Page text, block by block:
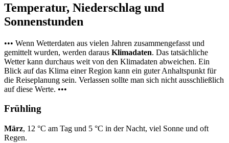
Temperatur, Niederschlag und
Sonnenstunden
••• Wenn Wetterdaten aus vielen Jahren zusammengefasst und
gemittelt wurden, werden daraus Klimadaten. Das tatsächliche
Wetter kann durchaus weit von den Klimadaten abweichen. Ein
Blick auf das Klima einer Region kann ein guter Anhaltspunkt für
die Reiseplanung sein. Verlassen sollte man sich nicht ausschließlich
auf diese Werte. •••
Frühling
März, 12 °C am Tag und 5 °C in der Nacht, viel Sonne und oft
Regen.